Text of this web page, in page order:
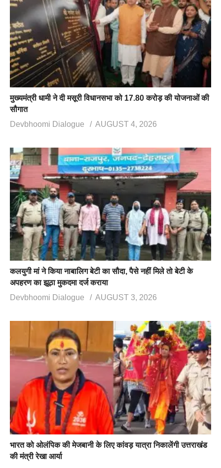
मुख्यमंत्री धामी ने दी मसूरी विधानसभा को 17.80 करोड़ की योजनाओं की
सौगात
Devbhoomi Dialogue
AUGUST 4, 2026
कलयुगी मां ने किया नाबालिग बेटी का सौदा, पैसे नहीं मिले तो बेटी के
अपहरण का झूठा मुकदमा दर्ज कराया
Devbhoomi Dialogue
AUGUST 3, 2026
भारत को ओलंपिक की मेजबानी के लिए कांवड़ यात्रा निकालेंगी उत्तराखंड
की मंत्री रेखा आर्या